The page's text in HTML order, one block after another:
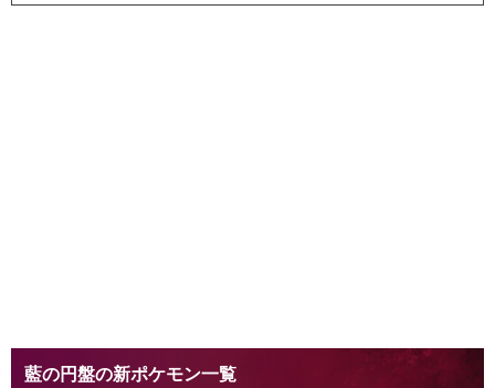
藍の円盤の新ポケモン一覧